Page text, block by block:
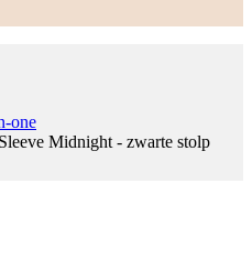
one
Midnight - zwarte stolp